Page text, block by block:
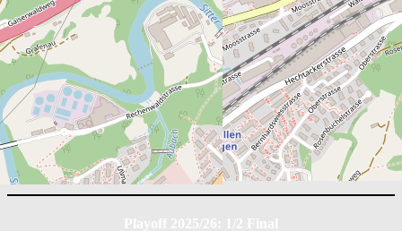
EHC St. Gallen
Position G A
PIM
0
0 0
Club da Hockey Engiadina
Position G A
PIM
0
0